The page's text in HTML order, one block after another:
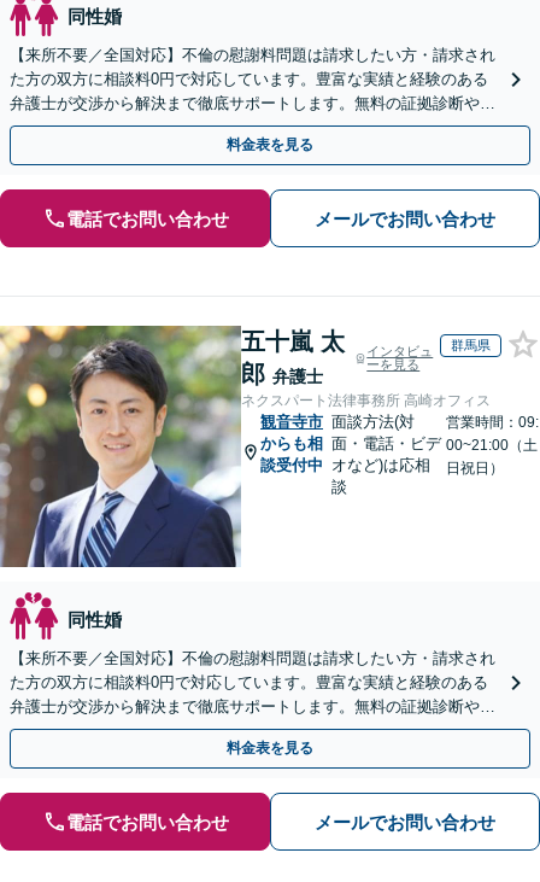
同性婚
【来所不要／全国対応】不倫の慰謝料問題は請求したい方・請求され
た方の双方に相談料0円で対応しています。豊富な実績と経験のある
弁護士が交渉から解決まで徹底サポートします。無料の証拠診断や着
手金の返還保証もありますので安心してご相談ください。
料金表を見る
電話でお問い合わせ メールでお問い合わせ
五十嵐 太
郎 弁護士
インタビュ
ーを見る
群馬県
ネクスパート法律事務所 高崎オフィス
観音寺市
からも相
談受付中
面談方法(対
面・電話・ビデ
オなど)は応相
談
営業時間：09:
00~21:00（土
日祝日）
同性婚
【来所不要／全国対応】不倫の慰謝料問題は請求したい方・請求され
た方の双方に相談料0円で対応しています。豊富な実績と経験のある
弁護士が交渉から解決まで徹底サポートします。無料の証拠診断や着
手金の返還保証もありますので安心してご相談ください。
料金表を見る
電話でお問い合わせ メールでお問い合わせ